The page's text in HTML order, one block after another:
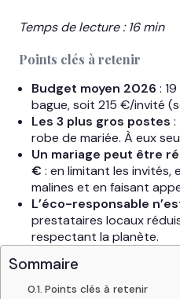
Temps de lecture : 16 min
Points clés à retenir
Budget moyen 2026 :
bague, soit 215 €/invité
Les 3 plus gros postes :
robe de mariée. À eux
Un mariage peut être
€ : en limitant les invités,
malines et en faisant
L’éco-responsable
prestataires locaux
respectant la planète.
Sommaire
Points clés à retenir